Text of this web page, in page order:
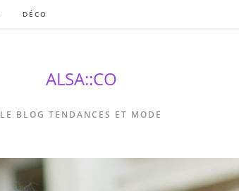
DÉCO
ALSA::CO
LE BLOG TENDANCES ET MODE